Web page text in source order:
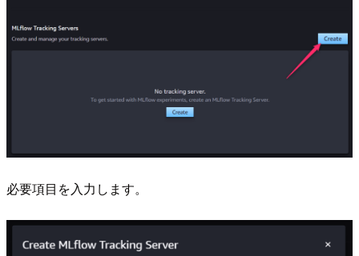
必要項目を入力します。